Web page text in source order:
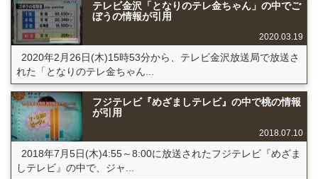
テレビ金沢「となりのテレ金ちゃん」の中でご
ぼうの情報が引用
2020.03.19
2020年2月26日(木)15時53分から、テレビ金沢放送局で放送さ
れた「となりのテレ金ちゃん...
フジテレビ『めざましテレビ』の中で桃の情報
が引用
2018.07.10
2018年7月5日(木)4:55～8:00に放送されたフジテレビ『めざま
しテレビ』の中で、ジャ...